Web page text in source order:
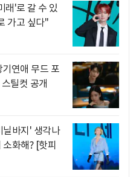
래'로 갈 수 있
가고 싶다"
연애 무드 포
틸컷 공개
닐바지' 생각나
소화해? [핫피